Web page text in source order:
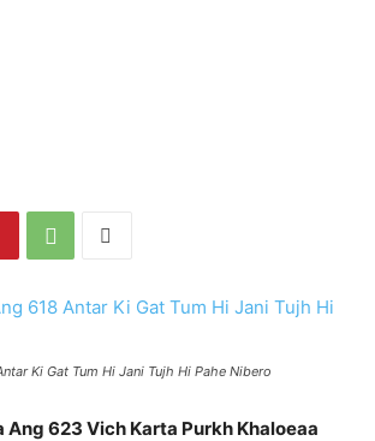
Ki Gat Tum Hi Jani Tujh Hi Pahe Nibero
Ang 623 Vich Karta Purkh Khaloeaa